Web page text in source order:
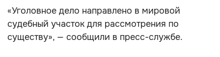
«Уголовное дело направлено в мировой
судебный участок для рассмотрения по
существу», — сообщили в пресс-службе.